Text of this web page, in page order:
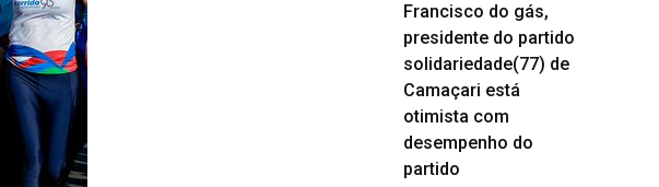
Francisco do gás,
presidente do partido
solidariedade(77) de
Camaçari está
otimista com
desempenho do
partido